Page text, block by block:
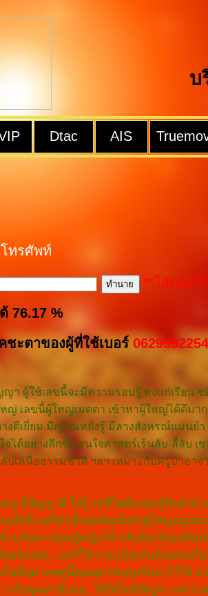
บ
Dtac AIS
ทรศัพท์
**ใส่เบอร์
76.17 %
ชะตาของผู้ที่ใช้เบอร์
า ผู้ใช้เลขนี้จะมีความรอบรู้ คงแก่เรียน
ญ่ เลขนี้ผู้ใหญ่เมตตา เข้าหาผู้ใหญ่ได้ดีมา
งดีเยี่ยม มีญาณหยั่งรู้ มีลางสังหรณ์แม่นย
จได้อย่างลึกซึ้ง สนใจศาสตร์เร้นลับ-ลี้ลับ
บเหนือธรรมชาติ ฯลฯ เหมาะกับครูบาอา
ญ่ มีปัญญาดี ใฝ่รู้ แต่ชีวิตต้องต่อสู้ฟันฝ่าด้
ญ่ได้ดี แต่ก็มักมีเหตุขัดแย้งกับผู้ใหญ่อยู่เส
ามกันหากคุณผู้หญิงใช้ กลับต้องไปอุปถัมภ์
รียบจังเลย) ...แต่ก็ใช่ว่าจะเป็นเช่นนั้นเส
ในที่สุด เลขคู่นี้คุณสุภาพบุรุษรีบหาไว้ใช้
ะกับคุณสามีบ่อย ..ใช้ได้ไม่มีปัญหา เพรา